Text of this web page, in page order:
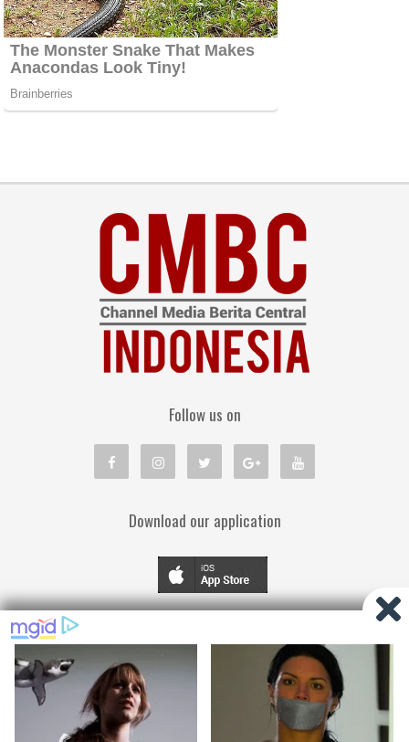
Follow us on
Download our application
TENTANG KAMI PEDOMAN MEDIA SIBER
KEBIJAKAN PRIVASI